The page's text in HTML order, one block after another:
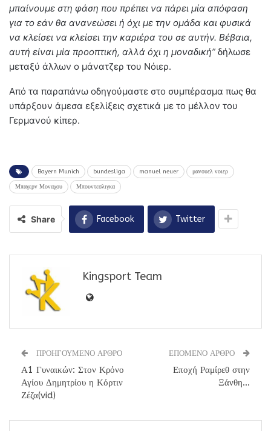
μπαίνουμε στη φάση που πρέπει να πάρει μία απόφαση
για το εάν θα ανανεώσει ή όχι με την ομάδα και φυσικά
να κλείσει να κλείσει την καριέρα του σε αυτήν. Βέβαια,
αυτή είναι μία προοπτική, αλλά όχι η μοναδική” δήλωσε
μεταξύ άλλων ο μάνατζερ του Νόιερ.
Από τα παραπάνω οδηγούμαστε στο συμπέρασμα πως θα
υπάρξουν άμεσα εξελίξεις σχετικά με το μέλλον του
Γερμανού κίπερ.
Bayern Munich bundesliga manuel neuer μανουελ νοιερ
Μπαγερν Μοναχου Μπουντεσλιγκα
Share Facebook Twitter
Kingsport Team
ΠΡΟΗΓΟΥΜΕΝΟ ΑΡΘΡΟ
Α1 Γυναικών: Στον Κρόνο
Αγίου Δημητρίου η Κόρτιν
Ζέζα(vid)
ΕΠΟΜΕΝΟ ΑΡΘΡΟ
Εποχή Ραμίρεθ στην
Ξάνθη…